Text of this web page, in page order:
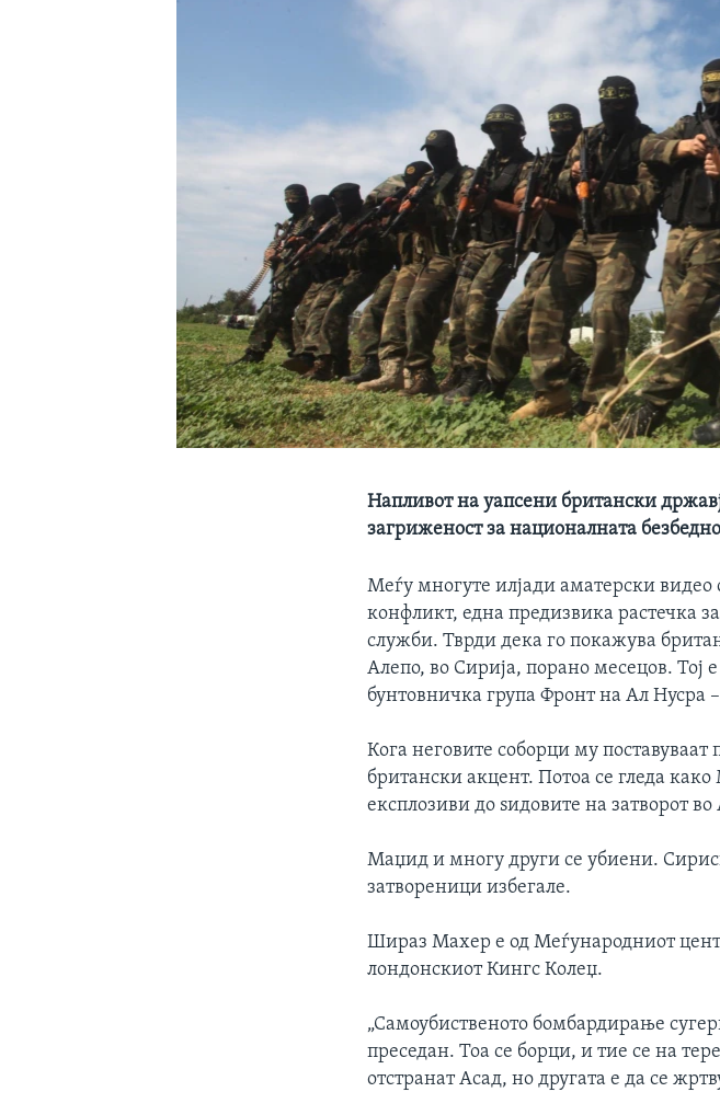
Напливот на уапсени британски
загриженост за националната
Меѓу многуте илјади аматерски видео
конфликт, една предизвика растечка
служби. Тврди дека го покажува
Алепо, во Сирија, порано месецов. Тој
бунтовничка група Фронт на Ал Нусра
Кога неговите соборци му
британски акцент. Потоа се гледа
експлозиви до ѕидовите на затворот во
Маџид и многу други се убиени.
затвореници избегале.
Шираз Махер е од Меѓународниот
лондонскиот Кингс Колеџ.
„Самоубиственото бомбардирање
преседан. Тоа се борци, и тие се на
отстранат Асад, но другата е да се